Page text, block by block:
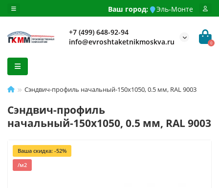
Ваш город: Эль-Монте
+7 (499) 648-92-94
info@evroshtaketnikmoskva.ru
0
Сэндвич-профиль начальный-150х1050, 0.5 мм, RAL 9003
Сэндвич-профиль
начальный-150х1050, 0.5 мм, RAL 9003
Ваша скидка: -52%
/м2